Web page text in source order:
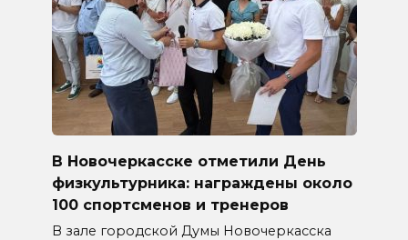
В Новочеркасске отметили День
физкультурника: награждены около
100 спортсменов и тренеров
В зале городской Думы Новочеркасска